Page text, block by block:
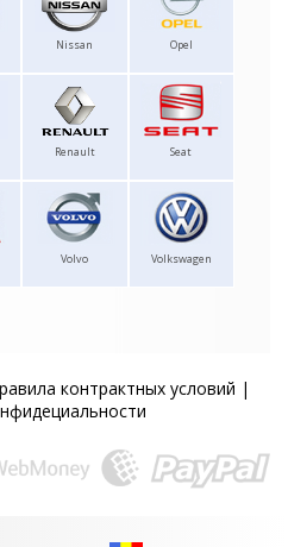
Nissan Opel
Renault Seat
Volvo Volkswagen
контрактных условий |